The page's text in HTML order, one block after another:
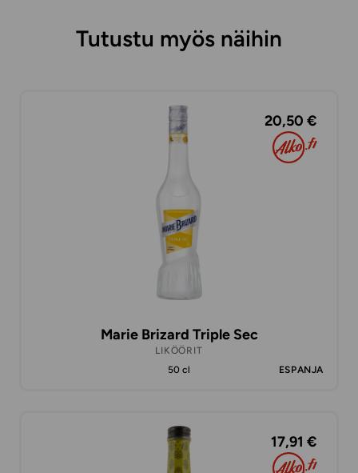
Tutustu myös näihin
20,50 €
Marie Brizard Triple Sec
LIKÖÖRIT
50 cl
ESPANJA
17,91 €